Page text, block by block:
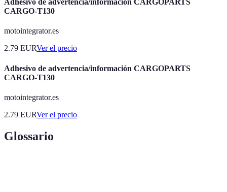
Adhesivo de advertencia/información CARGOPARTS
CARGO-T130
motointegrator.es
2.79 EURVer el precio
Adhesivo de advertencia/información CARGOPARTS
CARGO-T130
motointegrator.es
2.79 EURVer el precio
Glossario